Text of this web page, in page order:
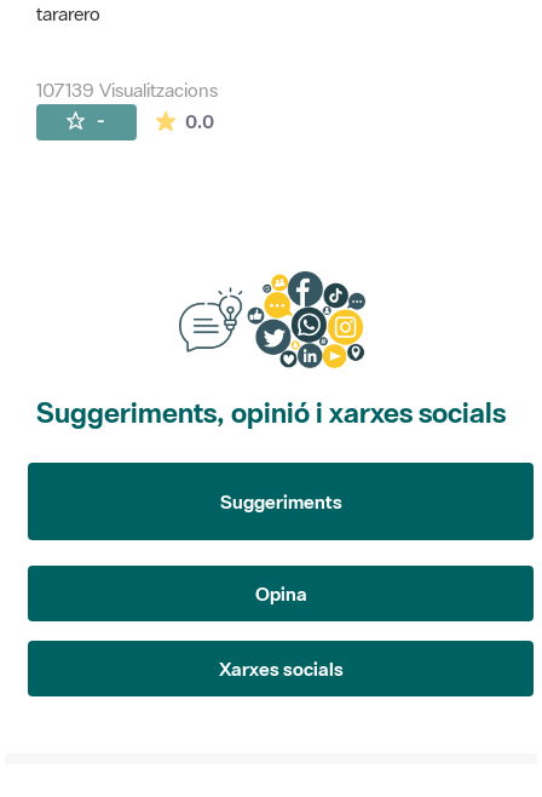
tararero
107139 Visualitzacions
- 0.0La mitjana de les valoracions és de 0
Suggeriments, opinió i xarxes socials
Suggeriments
Opina
Xarxes socials